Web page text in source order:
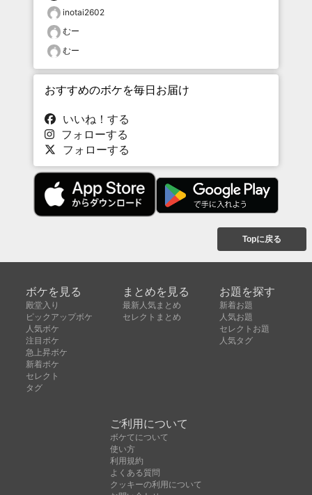
inotai2602
むー
むー
おすすめのボケを毎日お届け
いいね！する
フォローする
フォローする
Topに戻る
ボケを見る
殿堂入り
ピックアップボケ
人気ボケ
注目ボケ
急上昇ボケ
新着ボケ
セレクト
タグ
まとめを見る
最新人気まとめ
セレクトまとめ
お題を探す
新着お題
人気お題
セレクトお題
人気タグ
ご利用について
ボケてについて
使い方
利用規約
よくある質問
クッキーの利用について